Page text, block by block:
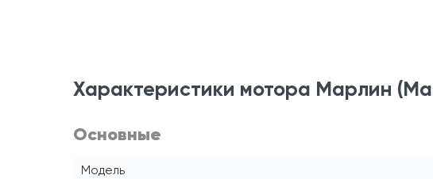
Характеристики мотора Марлин
Основные
Модель